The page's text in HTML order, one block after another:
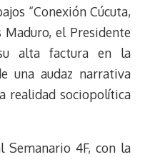
“Conexión Cúcuta,
Maduro, el Presidente
alta factura en la
una audaz narrativa
realidad sociopolítica
4F, con la